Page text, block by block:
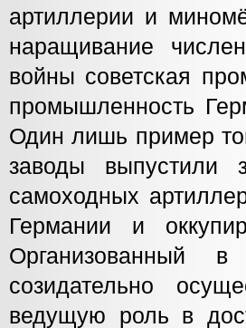
артиллерии и
наращивание
войны советская
промышленность
Один лишь пример
заводы
самоходных
Германии и
Организованный
созидательно
ведущую роль в